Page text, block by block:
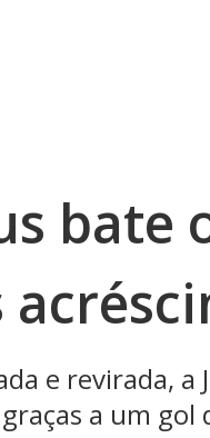
bate
e revirada, a
a um